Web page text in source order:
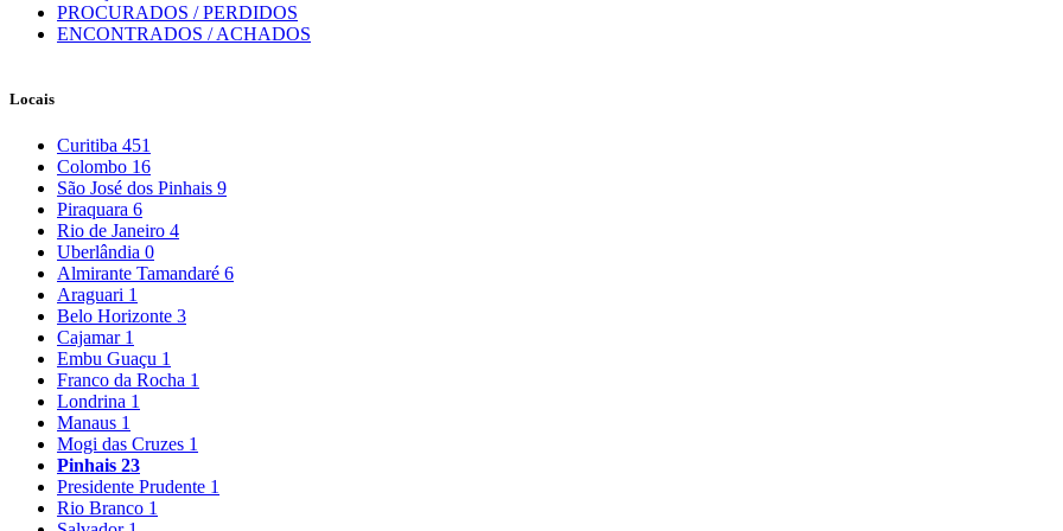
PROCURADOS / PERDIDOS
ENCONTRADOS / ACHADOS
Locais
Curitiba 451
Colombo 16
São José dos Pinhais 9
Piraquara 6
Rio de Janeiro 4
Uberlândia 0
Almirante Tamandaré 6
Araguari 1
Belo Horizonte 3
Cajamar 1
Embu Guaçu 1
Franco da Rocha 1
Londrina 1
Manaus 1
Mogi das Cruzes 1
Pinhais 23
Presidente Prudente 1
Rio Branco 1